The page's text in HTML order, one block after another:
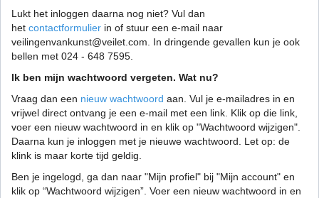
Lukt het inloggen daarna nog niet? Vul dan
het contactformulier in of stuur een e-mail naar
veilingenvankunst@veilet.com. In dringende gevallen kun je ook
bellen met 024 - 648 7595.
Ik ben mijn wachtwoord vergeten. Wat nu?
Vraag dan een nieuw wachtwoord aan. Vul je e-mailadres in en
vrijwel direct ontvang je een e-mail met een link. Klik op die link,
voer een nieuw wachtwoord in en klik op "Wachtwoord wijzigen".
Daarna kun je inloggen met je nieuwe wachtwoord. Let op: de
klink is maar korte tijd geldig.
Ben je ingelogd, ga dan naar "Mijn profiel" bij "Mijn account" en
klik op “Wachtwoord wijzigen”. Voer een nieuw wachtwoord in en